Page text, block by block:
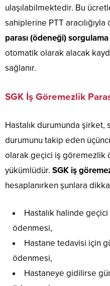
ulaşılabilmektedir. Bu
sahiplerine PTT
parası (ödeneği)
otomatik olarak alacak
sağlanır.
SGK İş Göremezlik
Hastalık durumunda şirket,
durumunu takip eden
olarak geçici iş göremezlik
yükümlüdür. SGK iş
hesaplanırken şunlara
Hastalık halinde
ödenmesi,
Hastane tedavisi için
ödenmesi,
Hastaneye gidilirse